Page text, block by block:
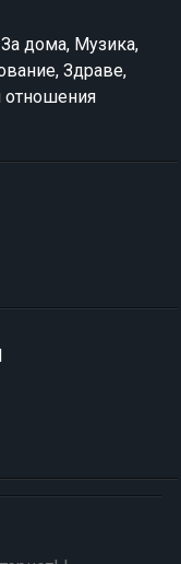
дома, Музика,
Здраве,
отношения